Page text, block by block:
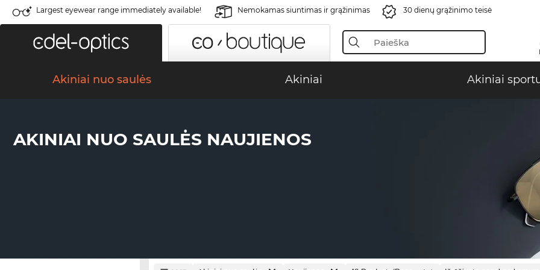
Largest eyewear range immediately available! Nemokamas siuntimas ir grąžinimas 30 dienų grąžinimo teisė
Akiniai nuo saulės Akiniai Akiniai
AKINIAI NUO SAULĖS NAUJIENOS